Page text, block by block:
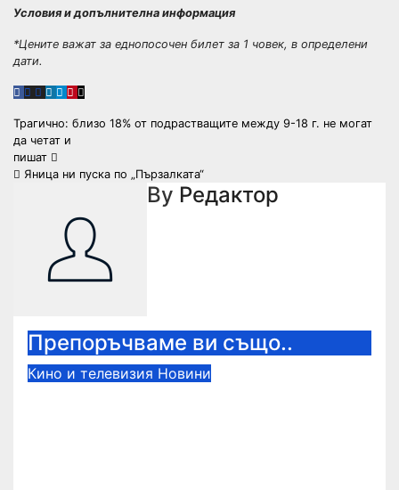
Условия и допълнителна информация
*Цените важат за еднопосочен билет за 1 човек, в определени
дати.
Навигация
Трагично: близо 18% от подрастващите между 9-18 г. не могат
да четат и
пишат
Яница ни пуска по „Пързалката“
By Редактор
Препоръчваме ви също..
Кино и телевизия Новини